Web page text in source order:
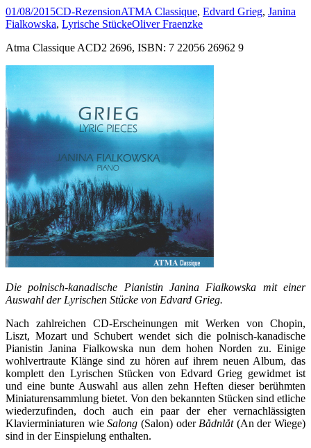
01/08/2015CD-RezensionATMA Classique, Edvard Grieg, Janina
Fialkowska, Lyrische StückeOliver Fraenzke
Atma Classique ACD2 2696, ISBN: 7 22056 26962 9
Die polnisch-kanadische Pianistin Janina Fialkowska mit einer
Auswahl der Lyrischen Stücke von Edvard Grieg.
Nach zahlreichen CD-Erscheinungen mit Werken von Chopin,
Liszt, Mozart und Schubert wendet sich die polnisch-kanadische
Pianistin Janina Fialkowska nun dem hohen Norden zu. Einige
wohlvertraute Klänge sind zu hören auf ihrem neuen Album, das
komplett den Lyrischen Stücken von Edvard Grieg gewidmet ist
und eine bunte Auswahl aus allen zehn Heften dieser berühmten
Miniaturensammlung bietet. Von den bekannten Stücken sind etliche
wiederzufinden, doch auch ein paar der eher vernachlässigten
Klavierminiaturen wieSalong (Salon) oder Bådnlåt(An der Wiege)
sind in der Einspielung enthalten.